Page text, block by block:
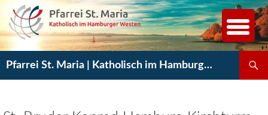
Inhalt
springen
Pfarrei St. Maria | Katholisch im Hamburger Westen